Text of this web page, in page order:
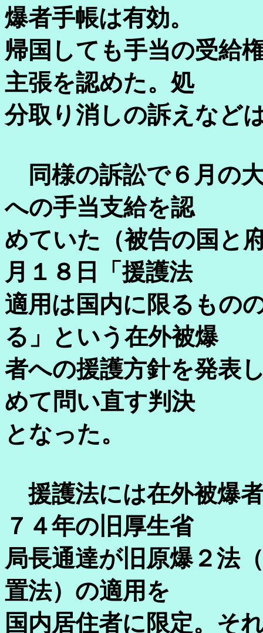
爆者手帳は有効。
帰国しても手当の受給
主張を認めた。処
分取り消しの訴えなど
同様の訴訟で６月の
への手当支給を認
めていた（被告の国と
月１８日「援護法
適用は国内に限るもの
る」という在外被爆
者への援護方針を発表
めて問い直す判決
となった。
援護法には在外被爆
７４年の旧厚生省
局長通達が旧原爆２法
置法）の適用を
国内居住者に限定。そ